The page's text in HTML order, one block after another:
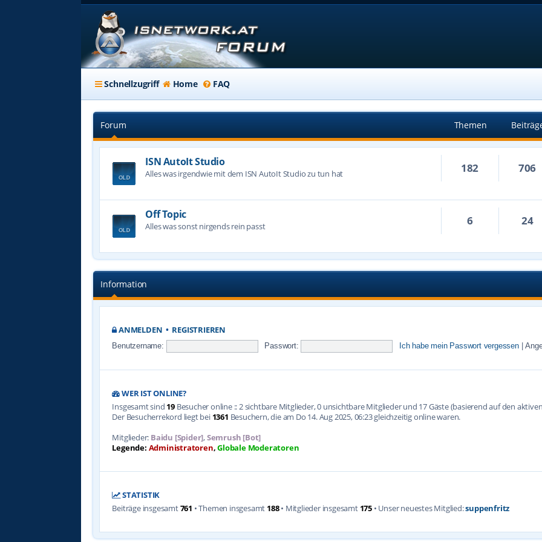
Schnellzugriff Home FAQ
Forum Themen
ISN AutoIt Studio
Alles was irgendwie mit dem ISN AutoIt Studio zu tun hat 182 706
Off Topic
Alles was sonst nirgends rein passt 6 24
Information
ANMELDEN • REGISTRIEREN
Benutzername: Passwort: Ich habe mein Passwort vergessen
WER IST ONLINE?
Insgesamt sind 19 Besucher online :: 2 sichtbare Mitglieder, 0 unsichtbare Mitglieder und 17 Gäste (basierend auf den
Der Besucherrekord liegt bei 1361 Besuchern, die am Do 14. Aug 2025, 06:23 gleichzeitig online waren.
Mitglieder: Baidu [Spider],Semrush [Bot]
Legende: Administratoren,Globale Moderatoren
STATISTIK
Beiträge insgesamt761 • Themen insgesamt 188• Mitglieder insgesamt 175 • Unser neuestes Mitglied:suppenfritz